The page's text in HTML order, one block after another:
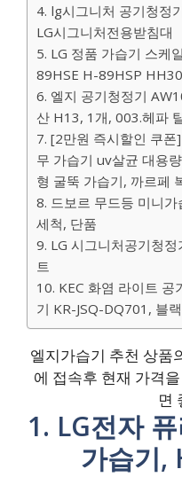
4. lg시그니처 공기청정
LG시그니처전용받침대
5. LG 정품 가습기 스케
89HSE H-89HSP
6. 엘지 공기청정기
산 H13, 1개, 003.헤파
7. [2만원 즉시할인 쿠
무 가습기 uv살균 대용
형 굴뚝 가습기, 까르페
8. 드보르 무드등 미니
세척, 단품
9. LG 시그니처공기청
트
10. KEC 화염 라이트
기 KR-JSQ-DQ701, 블랙
엘지가습기 추천 상품
에 접속후 현재 가격
면
1. LG전자
가습기,